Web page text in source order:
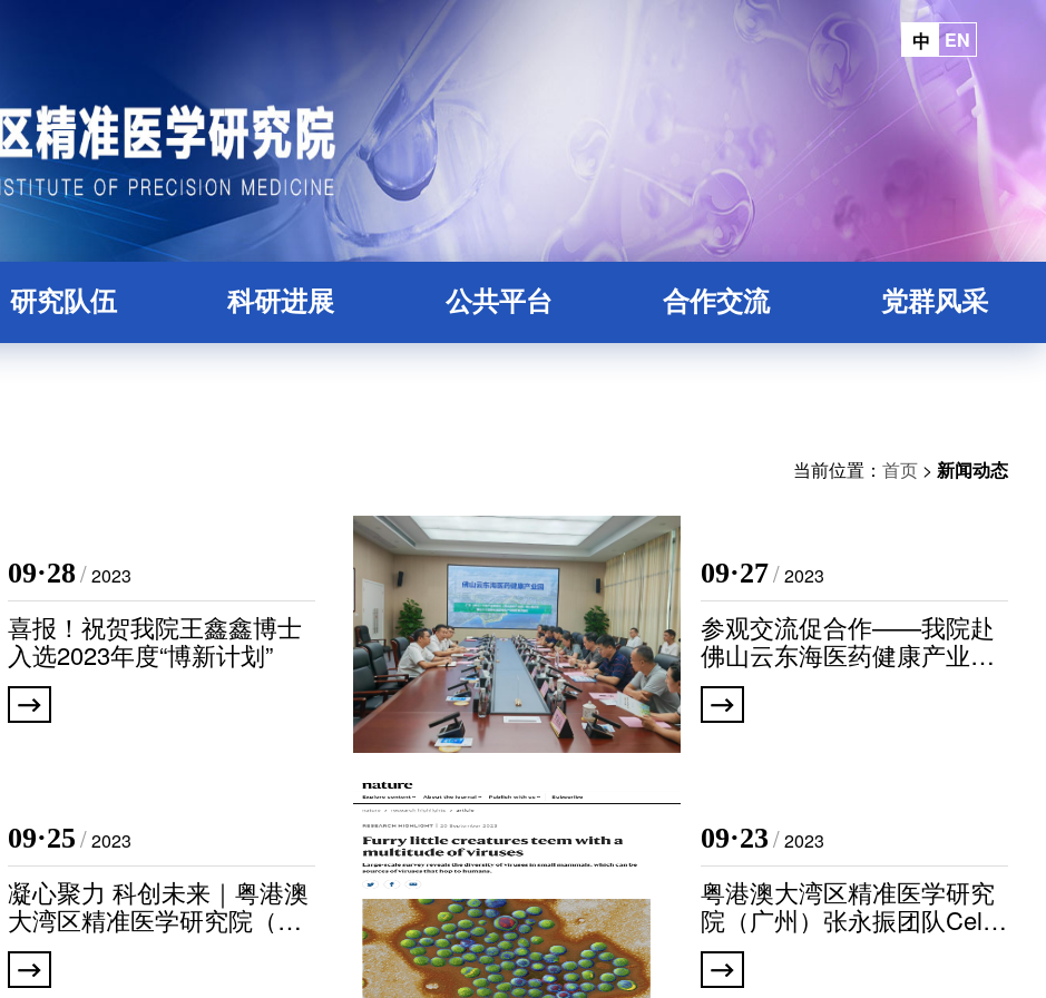
中 EN
研究队伍 科研进展 公共平台
代谢组学平台
单细胞与空间组学平台
分子与细胞影像平台
类器官与细胞治疗平台
创新医疗器械平台
创新药物临床前研发平台
微生物组学平台
生物样本库
实验动物中心
合作交流 党群风采
当前位置： 首页 > 新闻动态
09·28/2023
喜报！祝贺我院王鑫鑫博士
入选2023年度“博新计划”
09·27/2023
参观交流促合作——我院赴
佛山云东海医药健康产业园
参观交流
09·25/2023
凝心聚力 科创未来｜粤港澳
大湾区精准医学研究院（广
州）2023年团建活动
09·23/2023
粤港澳大湾区精准医学研究
院（广州）张永振团队Cell
文章获Nature研究亮点（Re
search highlights）推荐